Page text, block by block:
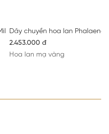
mạ Rhodium
Dây chuyền hoa lan
2.453.000 đ
Hoa lan mạ vàng